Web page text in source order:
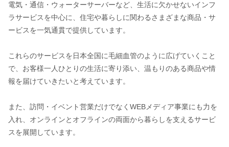
電気・通信・ウォーターサーバーなど、生活に欠かせないインフ
ラサービスを中心に、住宅や暮らしに関わるさまざまな商品・サ
ービスを一気通貫で提供しています。
これらのサービスを日本全国に毛細血管のように広げていくこと
で、お客様一人ひとりの生活に寄り添い、温もりのある商品や情
報を届けていきたいと考えています。
また、訪問・イベント営業だけでなくWEBメディア事業にも力を
入れ、オンラインとオフラインの両面から暮らしを支えるサービ
スを展開しています。